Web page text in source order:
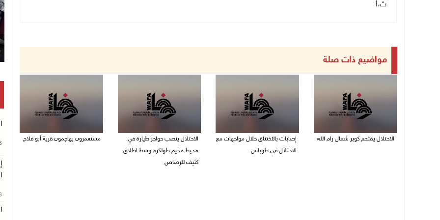
ث.أ
مواضيع ذات صلة
الاحتلال يقتحم كوبر شمال رام الله
إصابات بالاختناق خلال مواجهات مع
الاحتلال في طوباس
الاحتلال ينصب حواجز طيارة في
محيط مخيم طولكرم وسط اطلاق
كثيف للرصاص
مستعمرون يهاجمون قرية أبو فلاح